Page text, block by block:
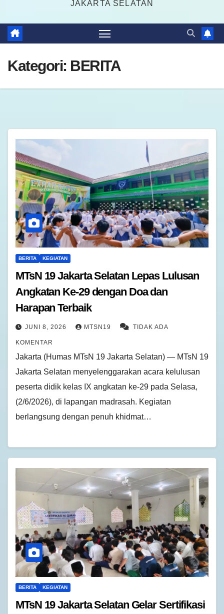
JAKARTA SELATAN
Kategori: BERITA
BERITA KEGIATAN
MTsN 19 Jakarta Selatan Lepas Lulusan
Angkatan Ke-29 dengan Doa dan
Harapan Terbaik
JUNI 8, 2026 MTSN19 TIDAK ADA
KOMENTAR
Jakarta (Humas MTsN 19 Jakarta Selatan) — MTsN 19
Jakarta Selatan menyelenggarakan acara kelulusan
peserta didik kelas IX angkatan ke-29 pada Selasa,
(2/6/2026), di lapangan madrasah. Kegiatan
berlangsung dengan penuh khidmat…
BERITA KEGIATAN
MTsN 19 Jakarta Selatan Gelar Sertifikasi